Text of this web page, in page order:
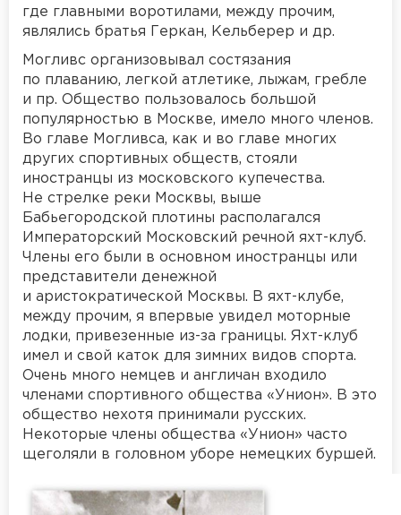
где главными воротилами, между прочим,
являлись братья Геркан, Кельберер и др.
Могливс организовывал состязания
по плаванию, легкой атлетике, лыжам, гребле
и пр. Общество пользовалось большой
популярностью в Москве, имело много членов.
Во главе Могливса, как и во главе многих
других спортивных обществ, стояли
иностранцы из московского купечества.
Не стрелке реки Москвы, выше
Бабьегородской плотины располагался
Императорский Московский речной яхт-клуб.
Члены его были в основном иностранцы или
представители денежной
и аристократической Москвы. В яхт-клубе,
между прочим, я впервые увидел моторные
лодки, привезенные из-за границы. Яхт-клуб
имел и свой каток для зимних видов спорта.
Очень много немцев и англичан входило
членами спортивного общества «Унион». В это
общество нехотя принимали русских.
Некоторые члены общества «Унион» часто
щеголяли в головном уборе немецких буршей.